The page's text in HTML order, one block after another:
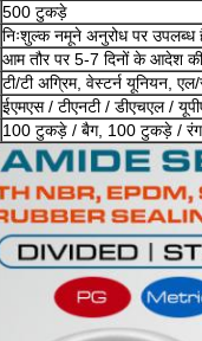
500 टुकड़े
निःशुल्क नमूने अनुरोध पर उपलब्ध
आम तौर पर 5-7 दिनों के आदेश की
टी/टी अग्रिम, वेस्टर्न यूनियन, एल/
ईएमएस / टीएनटी / डीएचएल /
100 टुकड़े / बैग, 100 टुकड़े / रंग